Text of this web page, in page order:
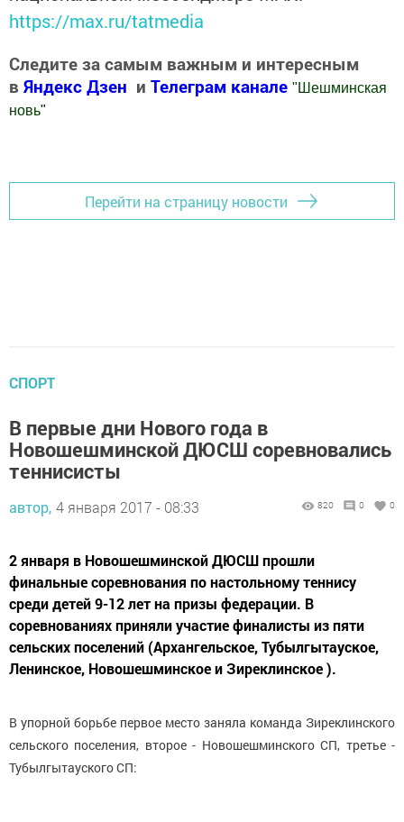
https://max.ru/tatmedia
Следите за самым важным и интересным
в Яндекс Дзен и Телеграм канале " Шешминская
новь"
Перейти на страницу новости
СПОРТ
В первые дни Нового года в
Новошешминской ДЮСШ соревновались
теннисисты
автор, 4 января 2017 - 08:33 820 0 0
2 января в Новошешминской ДЮСШ прошли
финальные соревнования по настольному теннису
среди детей 9-12 лет на призы федерации. В
соревнованиях приняли участие финалисты из пяти
сельских поселений (Архангельское, Тубылгытауское,
Ленинское, Новошешминское и Зиреклинское ).
В упорной борьбе первое место заняла команда Зиреклинского
сельского поселения, второе - Новошешминского СП, третье -
Тубылгытауского СП: